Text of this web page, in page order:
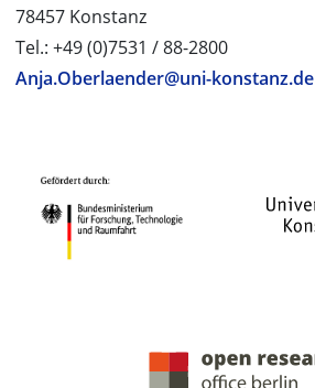
78457 Konstanz
Tel.: +49 (0)7531 / 88-2800
Anja.Oberlaender@uni-konstanz.de